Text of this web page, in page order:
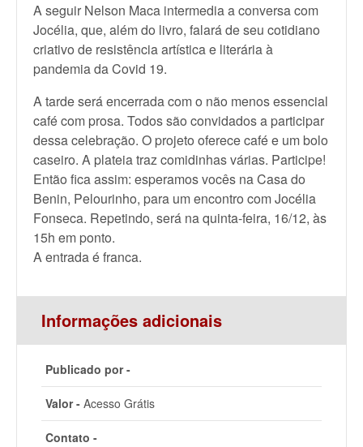
A seguir Nelson Maca intermedia a conversa com
Jocélia, que, além do livro, falará de seu cotidiano
criativo de resistência artística e literária à
pandemia da Covid 19.
A tarde será encerrada com o não menos essencial
café com prosa. Todos são convidados a participar
dessa celebração. O projeto oferece café e um bolo
caseiro. A plateia traz comidinhas várias. Participe!
Então fica assim: esperamos vocês na Casa do
Benin, Pelourinho, para um encontro com Jocélia
Fonseca. Repetindo, será na quinta-feira, 16/12, às
15h em ponto.
A entrada é franca.
Informações adicionais
Publicado por -
Valor - Acesso Grátis
Contato -